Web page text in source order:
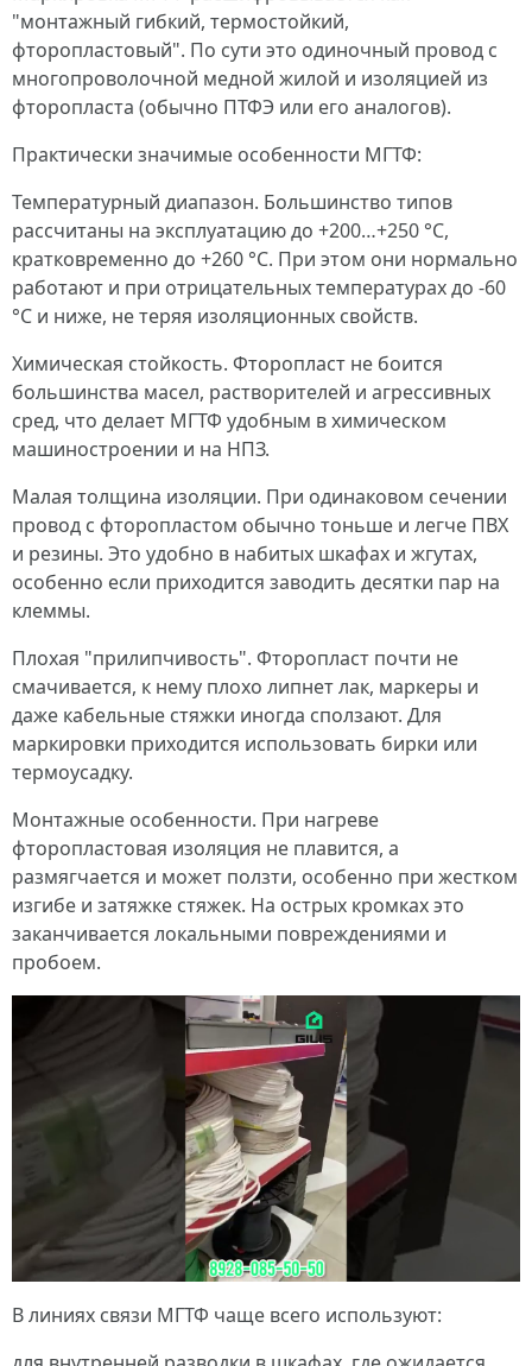
"монтажный гибкий, термостойкий,
фторопластовый". По сути это одиночный провод с
многопроволочной медной жилой и изоляцией из
фторопласта (обычно ПТФЭ или его аналогов).
Практически значимые особенности МГТФ:
Температурный диапазон. Большинство типов
рассчитаны на эксплуатацию до +200…+250 °C,
кратковременно до +260 °C. При этом они нормально
работают и при отрицательных температурах до -60
°C и ниже, не теряя изоляционных свойств.
Химическая стойкость. Фторопласт не боится
большинства масел, растворителей и агрессивных
сред, что делает МГТФ удобным в химическом
машиностроении и на НПЗ.
Малая толщина изоляции. При одинаковом сечении
провод с фторопластом обычно тоньше и легче ПВХ
и резины. Это удобно в набитых шкафах и жгутах,
особенно если приходится заводить десятки пар на
клеммы.
Плохая "прилипчивость". Фторопласт почти не
смачивается, к нему плохо липнет лак, маркеры и
даже кабельные стяжки иногда сползают. Для
маркировки приходится использовать бирки или
термоусадку.
Монтажные особенности. При нагреве
фторопластовая изоляция не плавится, а
размягчается и может ползти, особенно при жестком
изгибе и затяжке стяжек. На острых кромках это
заканчивается локальными повреждениями и
пробоем.
В линиях связи МГТФ чаще всего используют: